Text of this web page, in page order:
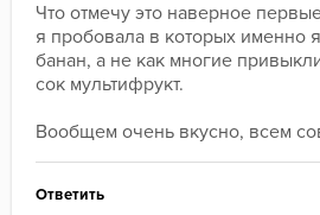
﻿Что отмечу это наверное
я пробовала в которых именно
банан, а не как многие
сок мультифрукт.
﻿Вообщем очень вкусно, всем
Ответить